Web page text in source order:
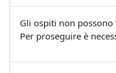
Gli ospiti non
Per proseguire è